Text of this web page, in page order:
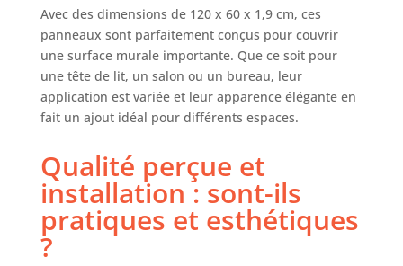
bois insonorisants
disposent d'un
design autocollant
unique avec un
adhésif puissant à
l'arrière pour une
installation rapide
Matériaux sûrs :
fabriqués à partir
de placage de
bois de haute
Avec des dimensions de 120 x 60 x 1,9 cm, ces
panneaux sont parfaitement conçus pour couvrir
une surface murale importante. Que ce soit pour
une tête de lit, un salon ou un bureau, leur
application est variée et leur apparence élégante en
fait un ajout idéal pour différents espaces.
Qualité perçue et
installation : sont-ils
pratiques et esthétiques
?